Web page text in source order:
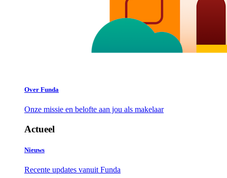
Over Funda
Onze missie en belofte aan jou als makelaar
Actueel
Nieuws
Recente updates vanuit Funda